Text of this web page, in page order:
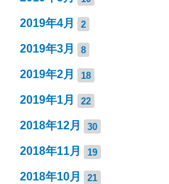
2019年4月 2
2019年3月 8
2019年2月 18
2019年1月 22
2018年12月 30
2018年11月 19
2018年10月 21